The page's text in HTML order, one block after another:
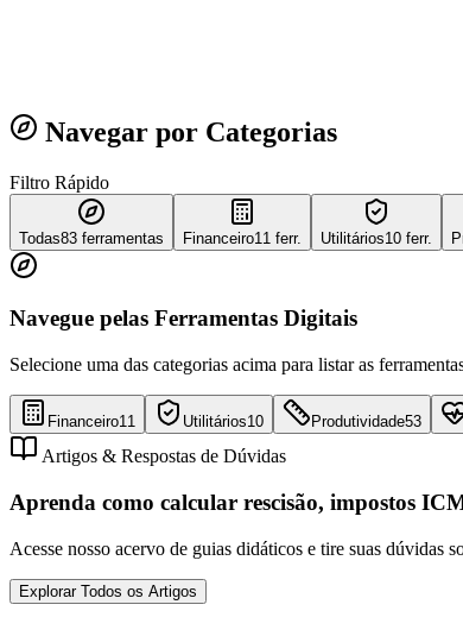
Navegar por Categorias
Filtro Rápido
Todas83 ferramentas Financeiro11 ferr. Utilitários10 ferr.
Navegue pelas Ferramentas Digitais
Selecione uma das categorias acima para listar as
Financeiro11 Utilitários10 Produtividade53
Artigos & Respostas de Dúvidas
Aprenda como calcular rescisão, impostos
Acesse nosso acervo de guias didáticos e tire suas dúvidas
Explorar Todos os Artigos